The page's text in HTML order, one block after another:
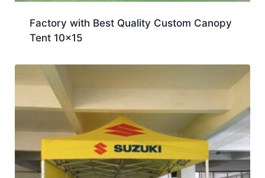
Factory with Best Quality Custom Canopy
Tent 10×15